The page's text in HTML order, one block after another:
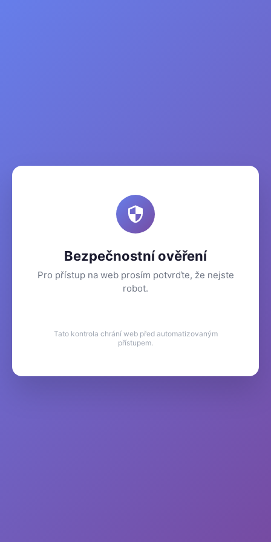
Bezpečnostní ověření
Pro přístup na web prosím potvrďte, že nejste
robot.
Tato kontrola chrání web před automatizovaným
přístupem.